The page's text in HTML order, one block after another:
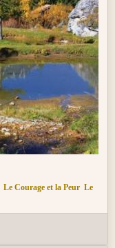
Le Courage et la Peur Le